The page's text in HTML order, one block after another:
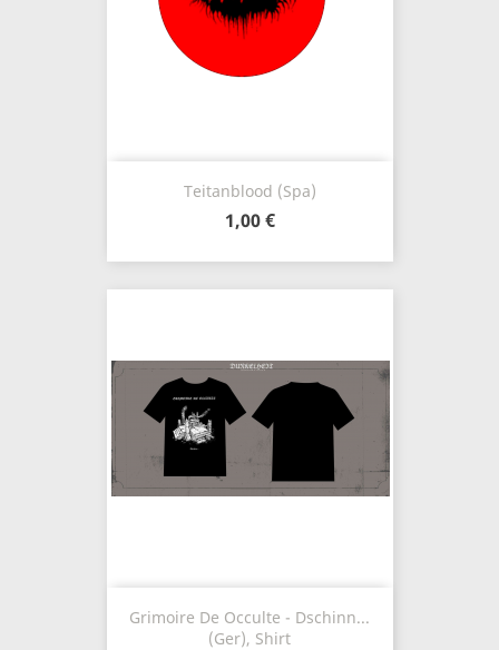
Teitanblood (Spa)
1,00 €
Grimoire De Occulte - Dschinn...
(Ger), Shirt